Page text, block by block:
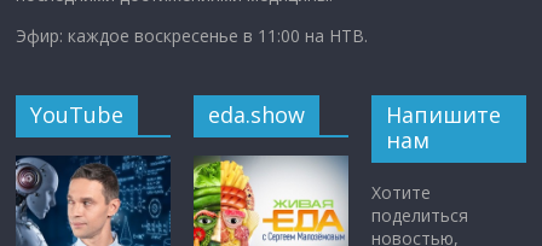
Эфир: каждое воскресенье в 11:00 на НТВ.
YouTube eda.show
Напишите
нам
Хотите
поделиться
новостью,